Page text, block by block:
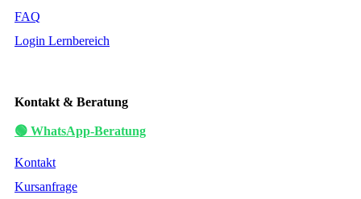
FAQ
Login Lernbereich
Kontakt & Beratung
🟢 WhatsApp-Beratung
Kontakt
Kursanfrage